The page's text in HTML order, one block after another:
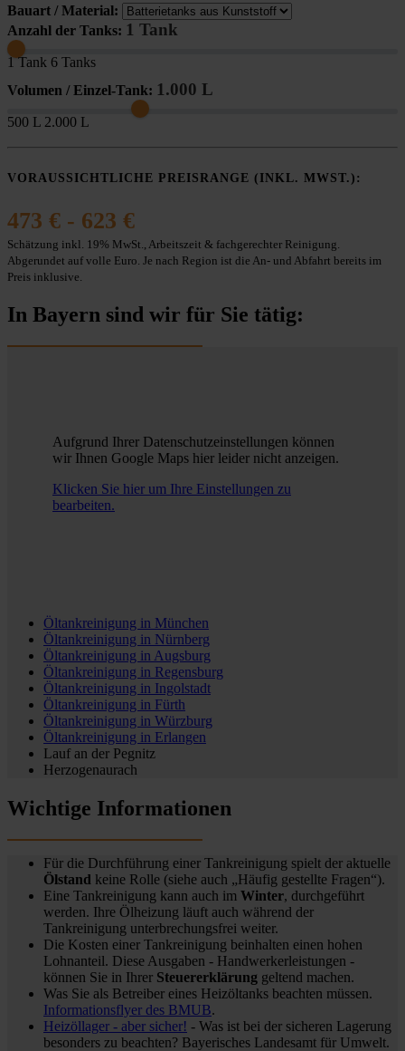
Bauart / Material:
Anzahl der Tanks: 1 Tank
1 Tank 6 Tanks
Volumen / Einzel-Tank: 1.000 L
500 L 2.000 L
VORAUSSICHTLICHE PREISRANGE (INKL. MWST.):
473 € - 623 €
Schätzung inkl. 19% MwSt., Arbeitszeit & fachgerechter Reinigung.
Abgerundet auf volle Euro. Je nach Region ist die An- und Abfahrt bereits im
Preis inklusive.
In Bayern sind wir für Sie tätig:
Aufgrund Ihrer Datenschutzeinstellungen können
wir Ihnen Google Maps hier leider nicht anzeigen.
Klicken Sie hier um Ihre Einstellungen zu
bearbeiten.
Öltankreinigung in München
Öltankreinigung in Nürnberg
Öltankreinigung in Augsburg
Öltankreinigung in Regensburg
Öltankreinigung in Ingolstadt
Öltankreinigung in Fürth
Öltankreinigung in Würzburg
Öltankreinigung in Erlangen
Lauf an der Pegnitz
Herzogenaurach
Wichtige Informationen
Für die Durchführung einer Tankreinigung spielt der aktuelle
Ölstand keine Rolle (siehe auch „Häufig gestellte Fragen“).
Eine Tankreinigung kann auch im Winter, durchgeführt
werden. Ihre Ölheizung läuft auch während der
Tankreinigung unterbrechungsfrei weiter.
Die Kosten einer Tankreinigung beinhalten einen hohen
Lohnanteil. Diese Ausgaben - Handwerkerleistungen -
können Sie in Ihrer Steuererklärung geltend machen.
Was Sie als Betreiber eines Heizöltanks beachten müssen.
Informationsflyer des BMUB.
Heizöllager - aber sicher! - Was ist bei der sicheren Lagerung
besonders zu beachten? Bayerisches Landesamt für Umwelt.